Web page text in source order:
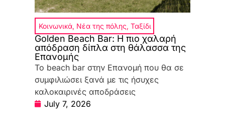
Κοινωνικά, Νέα της πόλης, Ταξίδι
Golden Beach Bar: Η πιο χαλαρή
απόδραση δίπλα στη θάλασσα της
Επανομής
Το beach bar στην Επανομή που θα σε
συμφιλιώσει ξανά με τις ήσυχες
καλοκαιρινές αποδράσεις
July 7, 2026